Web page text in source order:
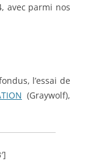
avec parmi nos
l’essai de
(Graywolf),